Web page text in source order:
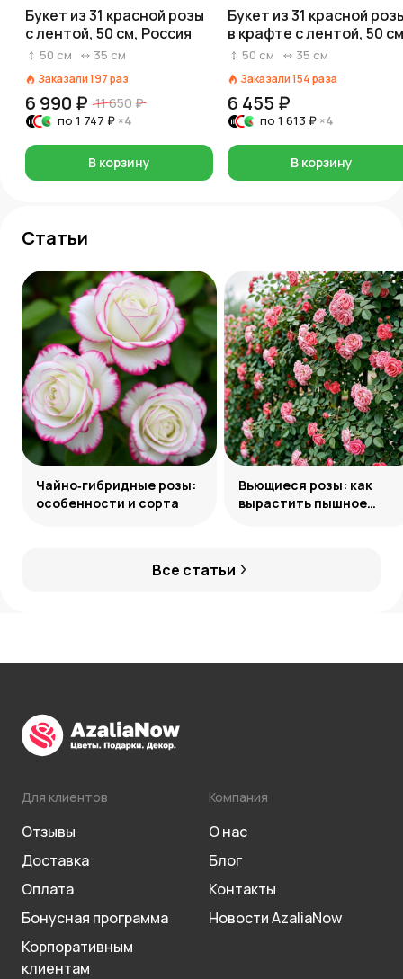
Букет из 31 красной розы
с лентой, 50 см, Россия
50 см 35 см
Заказали197раз
6 990 ₽ 11 650 ₽
по 1 747 ₽ ×4
В корзину
Букет из 31 красной
в крафте с лентой, 50
Россия
50 см 35 см
Заказали154раза
6 455 ₽
по 1 613 ₽ ×4
В корзину
Статьи
Все статьи
Чайно‑гибридные розы:
особенности и сорта
Вьющиеся розы: как
вырастить пышное
Для клиентов
Отзывы
Доставка
Оплата
Бонусная программа
Корпоративным
клиентам
Компания
О нас
Блог
Контакты
Новости AzaliaNow